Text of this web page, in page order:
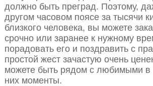
должно быть преград. Поэтому,
другом часовом поясе за тысячи
близкого человека, вы можете
срочно или заранее к нужному
порадовать его и поздравить с
простой жест зачастую очень
можете быть рядом с любимыми
них моменты.